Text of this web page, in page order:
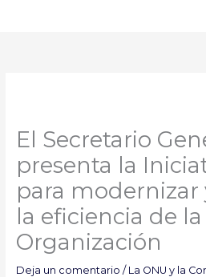
El Secretario
presenta la
para
la eficiencia de la
Organización
Deja un comentario / La ONU y la